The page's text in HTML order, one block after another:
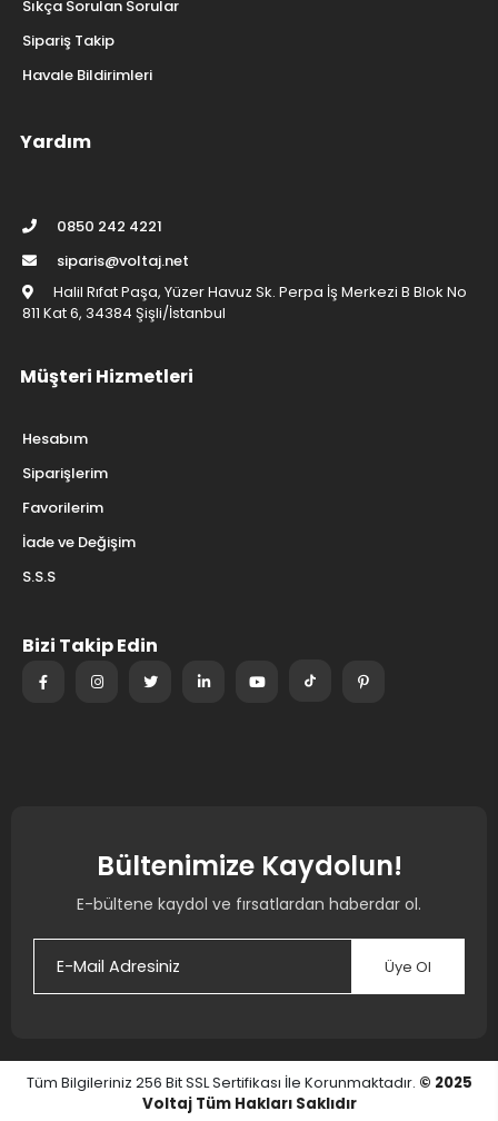
Sıkça Sorulan Sorular
Sipariş Takip
Havale Bildirimleri
Yardım
0850 242 4221
siparis@voltaj.net
Halil Rıfat Paşa, Yüzer Havuz Sk. Perpa İş Merkezi B Blok No
811 Kat 6, 34384 Şişli/İstanbul
Müşteri Hizmetleri
Hesabım
Siparişlerim
Favorilerim
İade ve Değişim
S.S.S
Bizi Takip Edin
Bültenimize Kaydolun!
E-bültene kaydol ve fırsatlardan haberdar ol.
Üye Ol
Tüm Bilgileriniz 256 Bit SSL Sertifikası İle Korunmaktadır. © 2025
Voltaj Tüm Hakları Saklıdır